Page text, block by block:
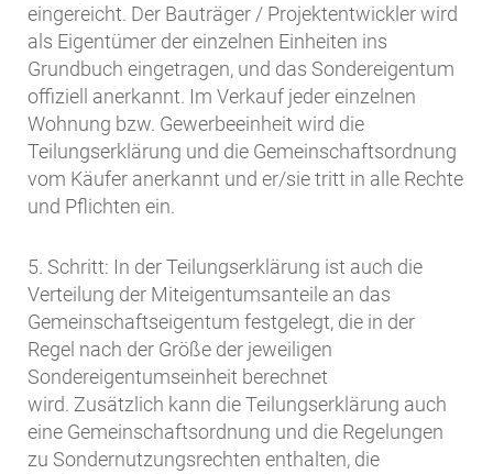
eingereicht. Der Bauträger / Projektentwickler wird
als Eigentümer der einzelnen Einheiten ins
Grundbuch eingetragen, und das Sondereigentum
offiziell anerkannt. Im Verkauf jeder einzelnen
Wohnung bzw. Gewerbeeinheit wird die
Teilungserklärung und die Gemeinschaftsordnung
vom Käufer anerkannt und er/sie tritt in alle Rechte
und Pflichten ein.
5. Schritt: In der Teilungserklärung ist auch die
Verteilung der Miteigentumsanteile an das
Gemeinschaftseigentum festgelegt, die in der
Regel nach der Größe der jeweiligen
Sondereigentumseinheit berechnet
wird. Zusätzlich kann die Teilungserklärung auch
eine Gemeinschaftsordnung und die Regelungen
zu Sondernutzungsrechten enthalten, die